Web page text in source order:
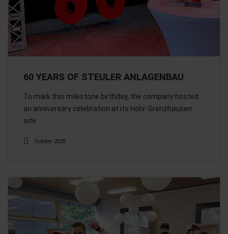
60 YEARS OF STEULER ANLAGENBAU
To mark this milestone birthday, the company hosted
an anniversary celebration at its Höhr-Grenzhausen
site.
October 2025